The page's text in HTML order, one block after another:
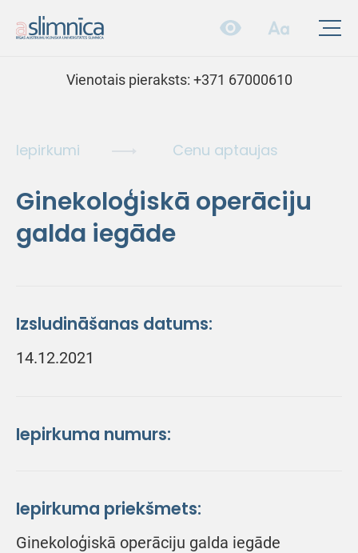
Vienotais pieraksts: +371 67000610
Iepirkumi Cenu aptaujas
Ginekoloģiskā operāciju
galda iegāde
Izsludināšanas datums:
14.12.2021
Iepirkuma numurs:
Iepirkuma priekšmets:
Ginekoloģiskā operāciju galda iegāde